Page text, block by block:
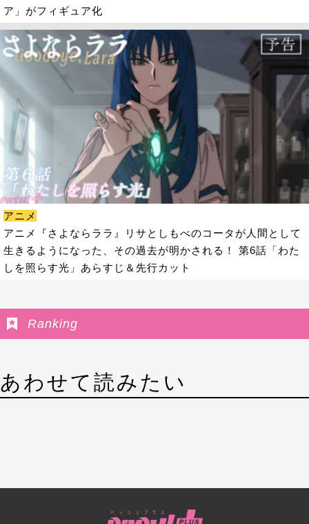
ア」がフィギュア化
アニメ
アニメ『さよならララ』リサとしもべのコータが人間として
生きるようになった、その過去が明かされる！ 第6話「わた
しを照らす光」あらすじ＆先行カット
Ranking
あわせて読みたい